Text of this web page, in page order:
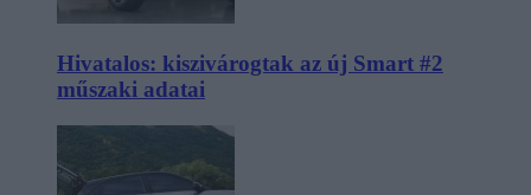
Hivatalos: kiszivárogtak az új Smart #2
műszaki adatai